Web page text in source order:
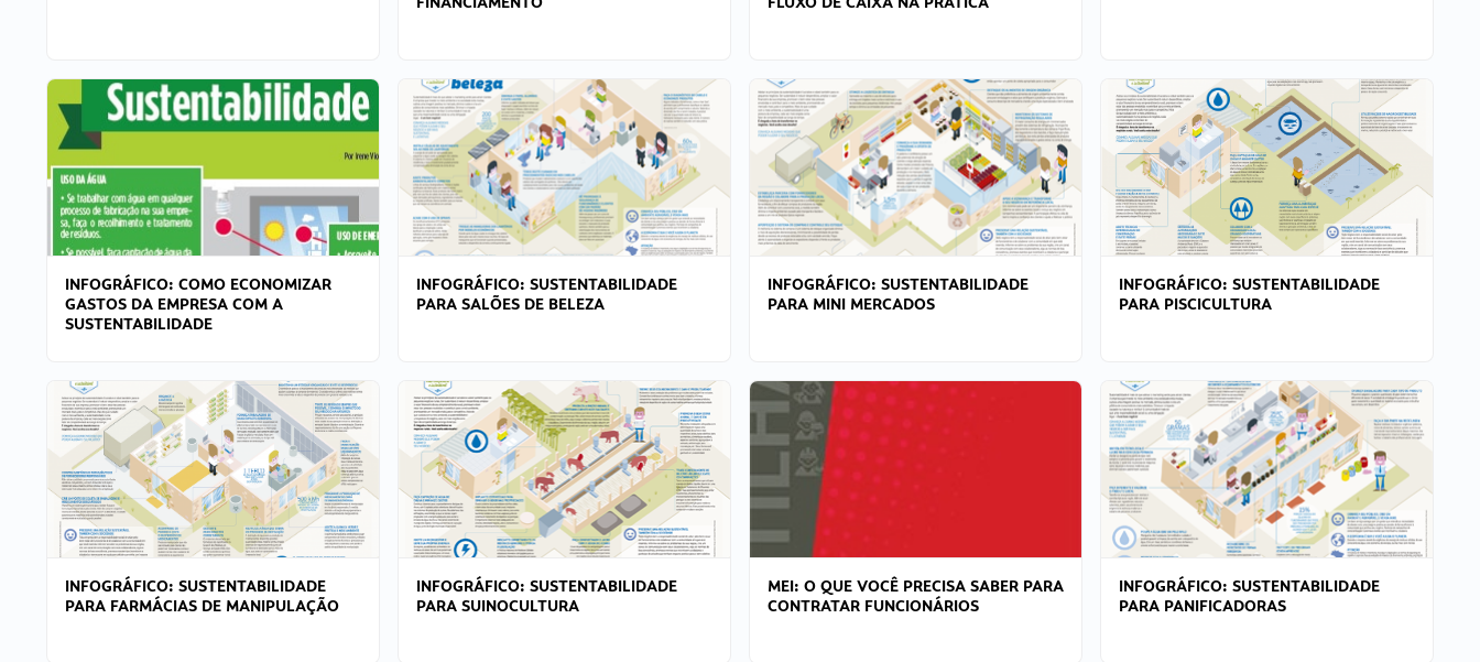
INFOGRÁFICO: COMO ECONOMIZAR
GASTOS DA EMPRESA COM A
SUSTENTABILIDADE
INFOGRÁFICO: SUSTENTABILIDADE
PARA SALÕES DE BELEZA
INFOGRÁFICO: SUSTENTABILIDADE
PARA MINI MERCADOS
INFOGRÁFICO: SUSTENTABILIDADE
PARA PISCICULTURA
INFOGRÁFICO: SUSTENTABILIDADE
PARA FARMÁCIAS DE MANIPULAÇÃO
INFOGRÁFICO: SUSTENTABILIDADE
PARA SUINOCULTURA
MEI: O QUE VOCÊ PRECISA SABER PARA
CONTRATAR FUNCIONÁRIOS
INFOGRÁFICO: SUSTENTABILIDADE
PARA PANIFICADORAS